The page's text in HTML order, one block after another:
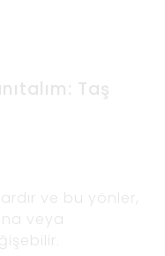
Taş
ve bu yönler,
veya